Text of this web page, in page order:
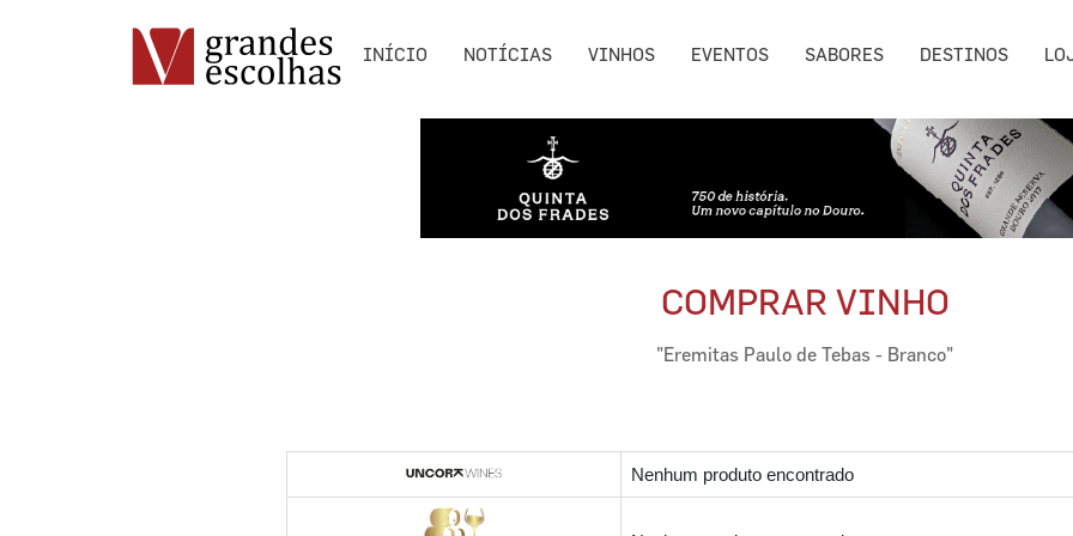
INÍCIO NOTÍCIAS VINHOS EVENTOS SABORES DESTINOS
COMPRAR VINHO
"Eremitas Paulo de Tebas - Branco"
Nenhum produto encontrado